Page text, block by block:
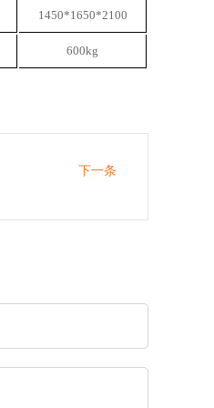
1450*1650*2100
600kg
下一条